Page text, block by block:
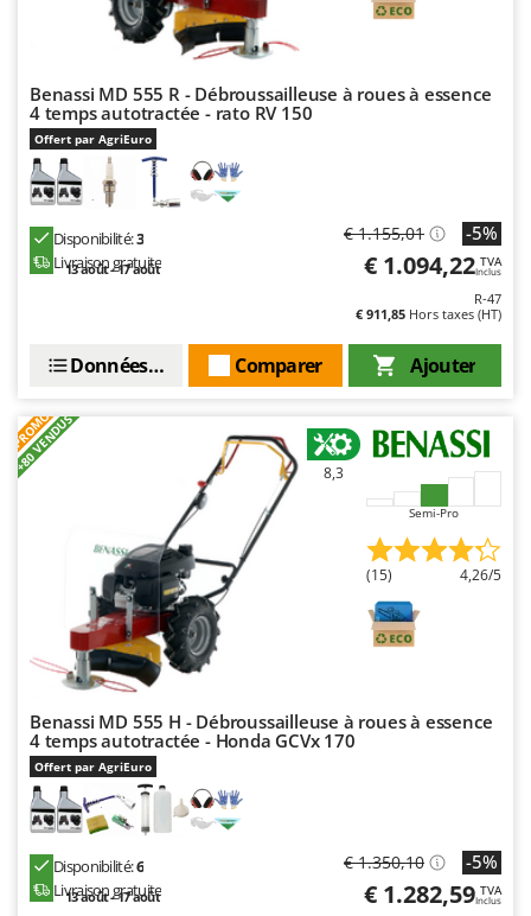
New O.M.R.A.
Ninja
Novatec
Novital
NuAir
NuovaFac
O
Olix
Omas
Oriental Koshin
Outdoorchef
Palazzetti
Palumbo Pavi
Partisani
Paterlini
Philips
Pramac
Prismafood
Benassi MD 555 R - Débroussailleuse à roues à essence
4 temps autotractée - rato RV 150
Offert par AgriEuro
Disponibilité:3
Livraison gratuite
13 août - 17 août
€ 1.155,01 -5%
€ 1.094,22 TVA
Inclus
R-47
€ 911,85 Hors taxes (HT)
Ajouter
Comparer
Données techniques
PROMO
+80 VENDUS 8,3
Semi-Pro
(15) 4,26/5
Benassi MD 555 H - Débroussailleuse à roues à essence
4 temps autotractée - Honda GCVx 170
Offert par AgriEuro
Disponibilité:6
Livraison gratuite
13 août - 17 août
€ 1.350,10 -5%
€ 1.282,59 TVA
Inclus